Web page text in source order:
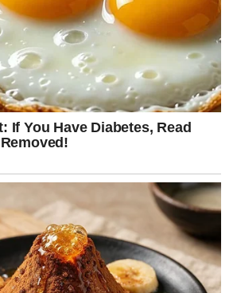
će ostati sami i shvatiti koliko su
suze – iskrene, teške i pune
što su prećutali, svi dani kada su
sada dobijaju smisao.
To će biti osećaj pobede nad
dugo pratila.
u ljubavi i
kroz ljubavne razočaranja koja su
Davali su mnogo više nego što su